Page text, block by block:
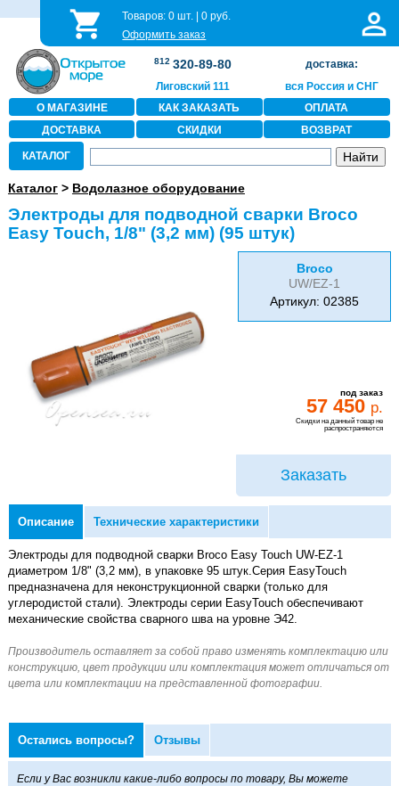
Товаров:0 шт. |0 руб.
Оформить заказ
812 320-89-80
Лиговский 111
доставка:
вся Россия и СНГ
О МАГАЗИНЕ
КАК ЗАКАЗАТЬ
ОПЛАТА
ДОСТАВКА
СКИДКИ ВОЗВРАТ
КАТАЛОГ
Каталог> Водолазное оборудование
Электроды для подводной сварки Broco
Easy Touch, 1/8" (3,2 мм) (95 штук)
Broco
UW/EZ-1
Артикул: 02385
под заказ
57 450 р.
Скидки на данный товар не
распространяются
Заказать
Описание Технические характеристики
Электроды для подводной сварки Broco Easy Touch UW-EZ-1
диаметром 1/8" (3,2 мм), в упаковке 95 штук.Cерия EasyTouch
предназначена для неконструкционной сварки (только для
углеродистой стали). Электроды серии EasyTouch обеспечивают
механические свойства сварного шва на уровне Э42.
Остались вопросы? Отзывы
Если у Вас возникли какие-либо вопросы по товару, Вы можете